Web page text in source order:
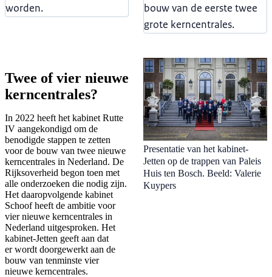
worden.
bouw van de eerste twee
grote kerncentrales.
Twee of vier nieuwe
kerncentrales?
In 2022 heeft het kabinet Rutte
IV aangekondigd om de
benodigde stappen te zetten
voor de bouw van twee nieuwe
kerncentrales in Nederland. De
Rijksoverheid begon toen met
alle onderzoeken die nodig zijn.
Het daaropvolgende kabinet
Schoof heeft de ambitie voor
vier nieuwe kerncentrales in
Nederland uitgesproken. Het
kabinet-Jetten geeft aan dat
er wordt doorgewerkt aan de
bouw van tenminste vier
nieuwe kerncentrales.
Presentatie van het kabinet-
Jetten op de trappen van Paleis
Huis ten Bosch. Beeld: Valerie
Kuypers